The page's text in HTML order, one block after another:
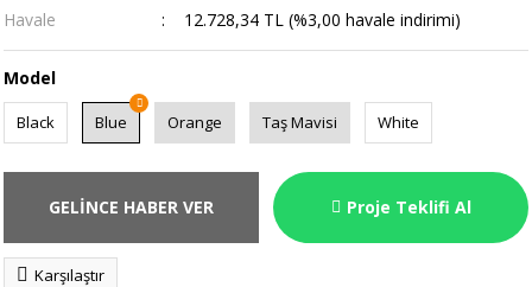
Havale
12.728,34 TL (%3,00 havale indirimi)
Model
Black Blue Orange Taş Mavisi White
GELİNCE HABER VER Proje Teklifi Al
Karşılaştır